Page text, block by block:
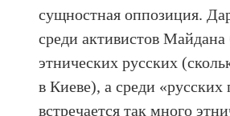
сущностная оппозиция.
среди активистов
этнических русских
в Киеве), а среди «русских
встречается так много